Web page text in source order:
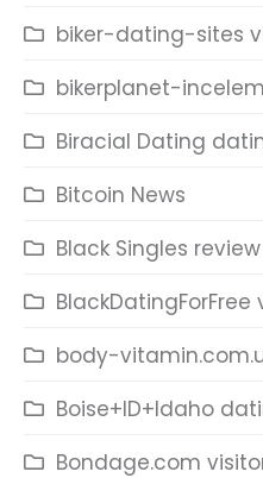
biker-dating-sites
bikerplanet-
Biracial Dating
Bitcoin News
Black Singles review
BlackDatingForFree
body-
Boise+ID+Idaho
Bondage.com